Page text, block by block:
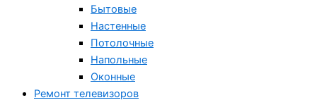
Бытовые
Настенные
Потолочные
Напольные
Оконные
Ремонт телевизоров